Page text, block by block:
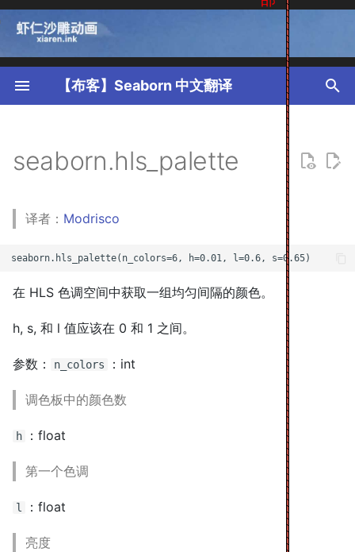
【布客】Seaborn 中文翻译
y
t
s
c
h
seaborn.hls_palette
译者： Modrisco
在 HLS 色调空间中获取一组均匀间隔的颜色。
h, s, 和 l 值应该在 0 和 1 之间。
参数： n_colors ：int
调色板中的颜色数
h ：float
第一个色调
l ：float
亮度